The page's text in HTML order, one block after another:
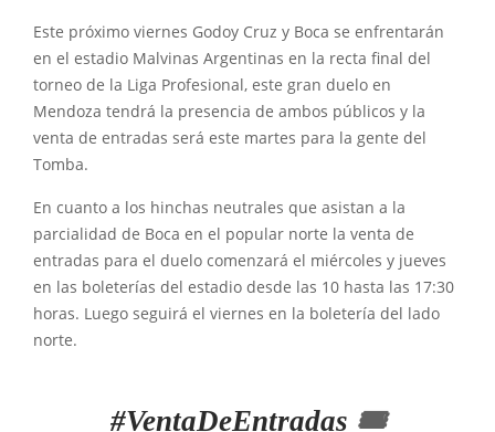
Este próximo viernes Godoy Cruz y Boca se enfrentarán
en el estadio Malvinas Argentinas en la recta final del
torneo de la Liga Profesional, este gran duelo en
Mendoza tendrá la presencia de ambos públicos y la
venta de entradas será este martes para la gente del
Tomba.
En cuanto a los hinchas neutrales que asistan a la
parcialidad de Boca en el popular norte la venta de
entradas para el duelo comenzará el miércoles y jueves
en las boleterías del estadio desde las 10 hasta las 17:30
horas. Luego seguirá el viernes en la boletería del lado
norte.
#VentaDeEntradas 🎟️